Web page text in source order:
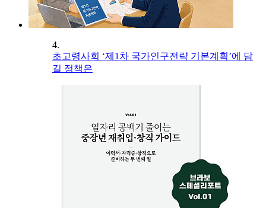
4.
초고령사회 ‘제1차 국가인구전략 기본계획’에 담
길 정책은